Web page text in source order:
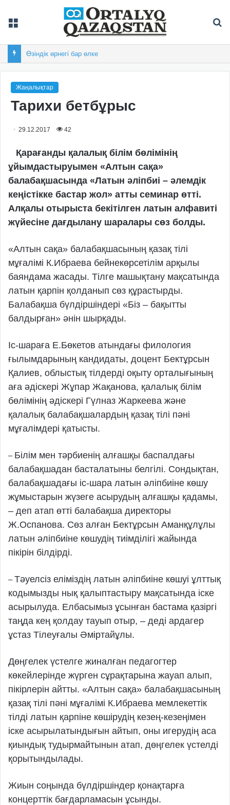
Өзіндік өрнегі бар өлке
Жаңалықтар
Тарихи бетбұрыс
29.12.2017 42
Қарағанды қалалық білім бөлімінің
ұйымдастыруымен «Алтын сақа»
балабақшасында «Латын әліпбиі – әлемдік
кеңістікке бастар жол» атты семинар өтті.
Алқалы отырыста бекітілген латын алфавиті
жүйесіне дағдылану шаралары сөз болды.
«Алтын сақа» балабақшасының қазақ тілі
мұғалімі К.Ибраева бейнекөрсетілім арқылы
баяндама жасады. Тілге машықтану мақсатында
латын қарпін қолданып сөз құрастырды.
Балабақша бүлдіршіндері «Біз – бақытты
балдырған» әнін шырқады.
Іс-шараға Е.Бөкетов атындағы филология
ғылымдарының кандидаты, доцент Бектұрсын
Қалиев, облыстық тілдерді оқыту орталығының
аға әдіскері Жұпар Жақанова, қалалық білім
бөлімінің әдіскері Гүлназ Жаркеева және
қалалық балабақшалардың қазақ тілі пәні
мұғалімдері қатысты.
– Білім мен тәрбиенің алғашқы баспалдағы
балабақшадан басталатыны белгілі. Сондықтан,
балабақшадағы іс-шара латын әліпбиіне көшу
жұмыстарын жүзеге асырудың алғашқы қадамы,
– деп атап өтті балабақша директоры
Ж.Оспанова. Сөз алған Бектұрсын Аманқұлұлы
латын әліпбиіне көшудің тиімділігі жайында
пікірін білдірді.
–Тәуелсіз еліміздің латын әліпбиіне көшуі ұлттық
кодымызды нық қалыптастыру мақсатында іске
асырылуда. Елбасымыз ұсынған бастама қазіргі
таңда кең қолдау тауып отыр, – деді ардагер
ұстаз Тілеуғалы Әміртайұлы.
Дөңгелек үстелге жиналған педагогтер
көкейлерінде жүрген сұрақтарына жауап алып,
пікірлерін айтты. «Алтын сақа» балабақшасының
қазақ тілі пәні мұғалімі К.Ибраева мемлекеттік
тілді латын қарпіне көшірудің кезең-кезеңімен
іске асырылатындығын айтып, оны игерудің аса
қиындық тудырмайтынын атап, дөңгелек үстелді
қорытындылады.
Жиын соңында бүлдіршіндер қонақтарға
концерттік бағдарламасын ұсынды.